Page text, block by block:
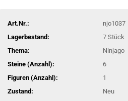
Art.Nr.:
njo1037
Lagerbestand:
7Stück
Thema:
Ninjago
Steine (Anzahl):
6
Figuren (Anzahl):
1
Zustand:
Neu